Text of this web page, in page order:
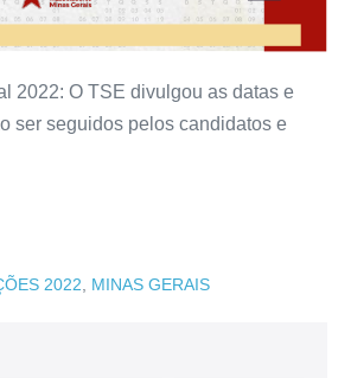
2022: O TSE divulgou as datas e
ser seguidos pelos candidatos e
2022 MINAS GERAIS